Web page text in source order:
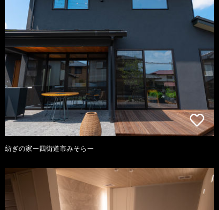
紡ぎの家ー四街道市みそらー